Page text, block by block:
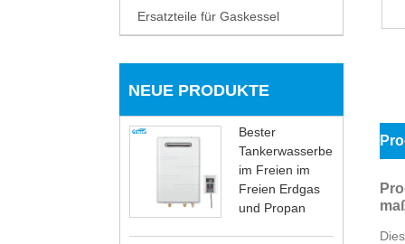
Ersatzteile für Gaskessel
NEUE PRODUKTE
Bester
Tankerwasserbereiter
im Freien im
Freien Erdgas
und Propan